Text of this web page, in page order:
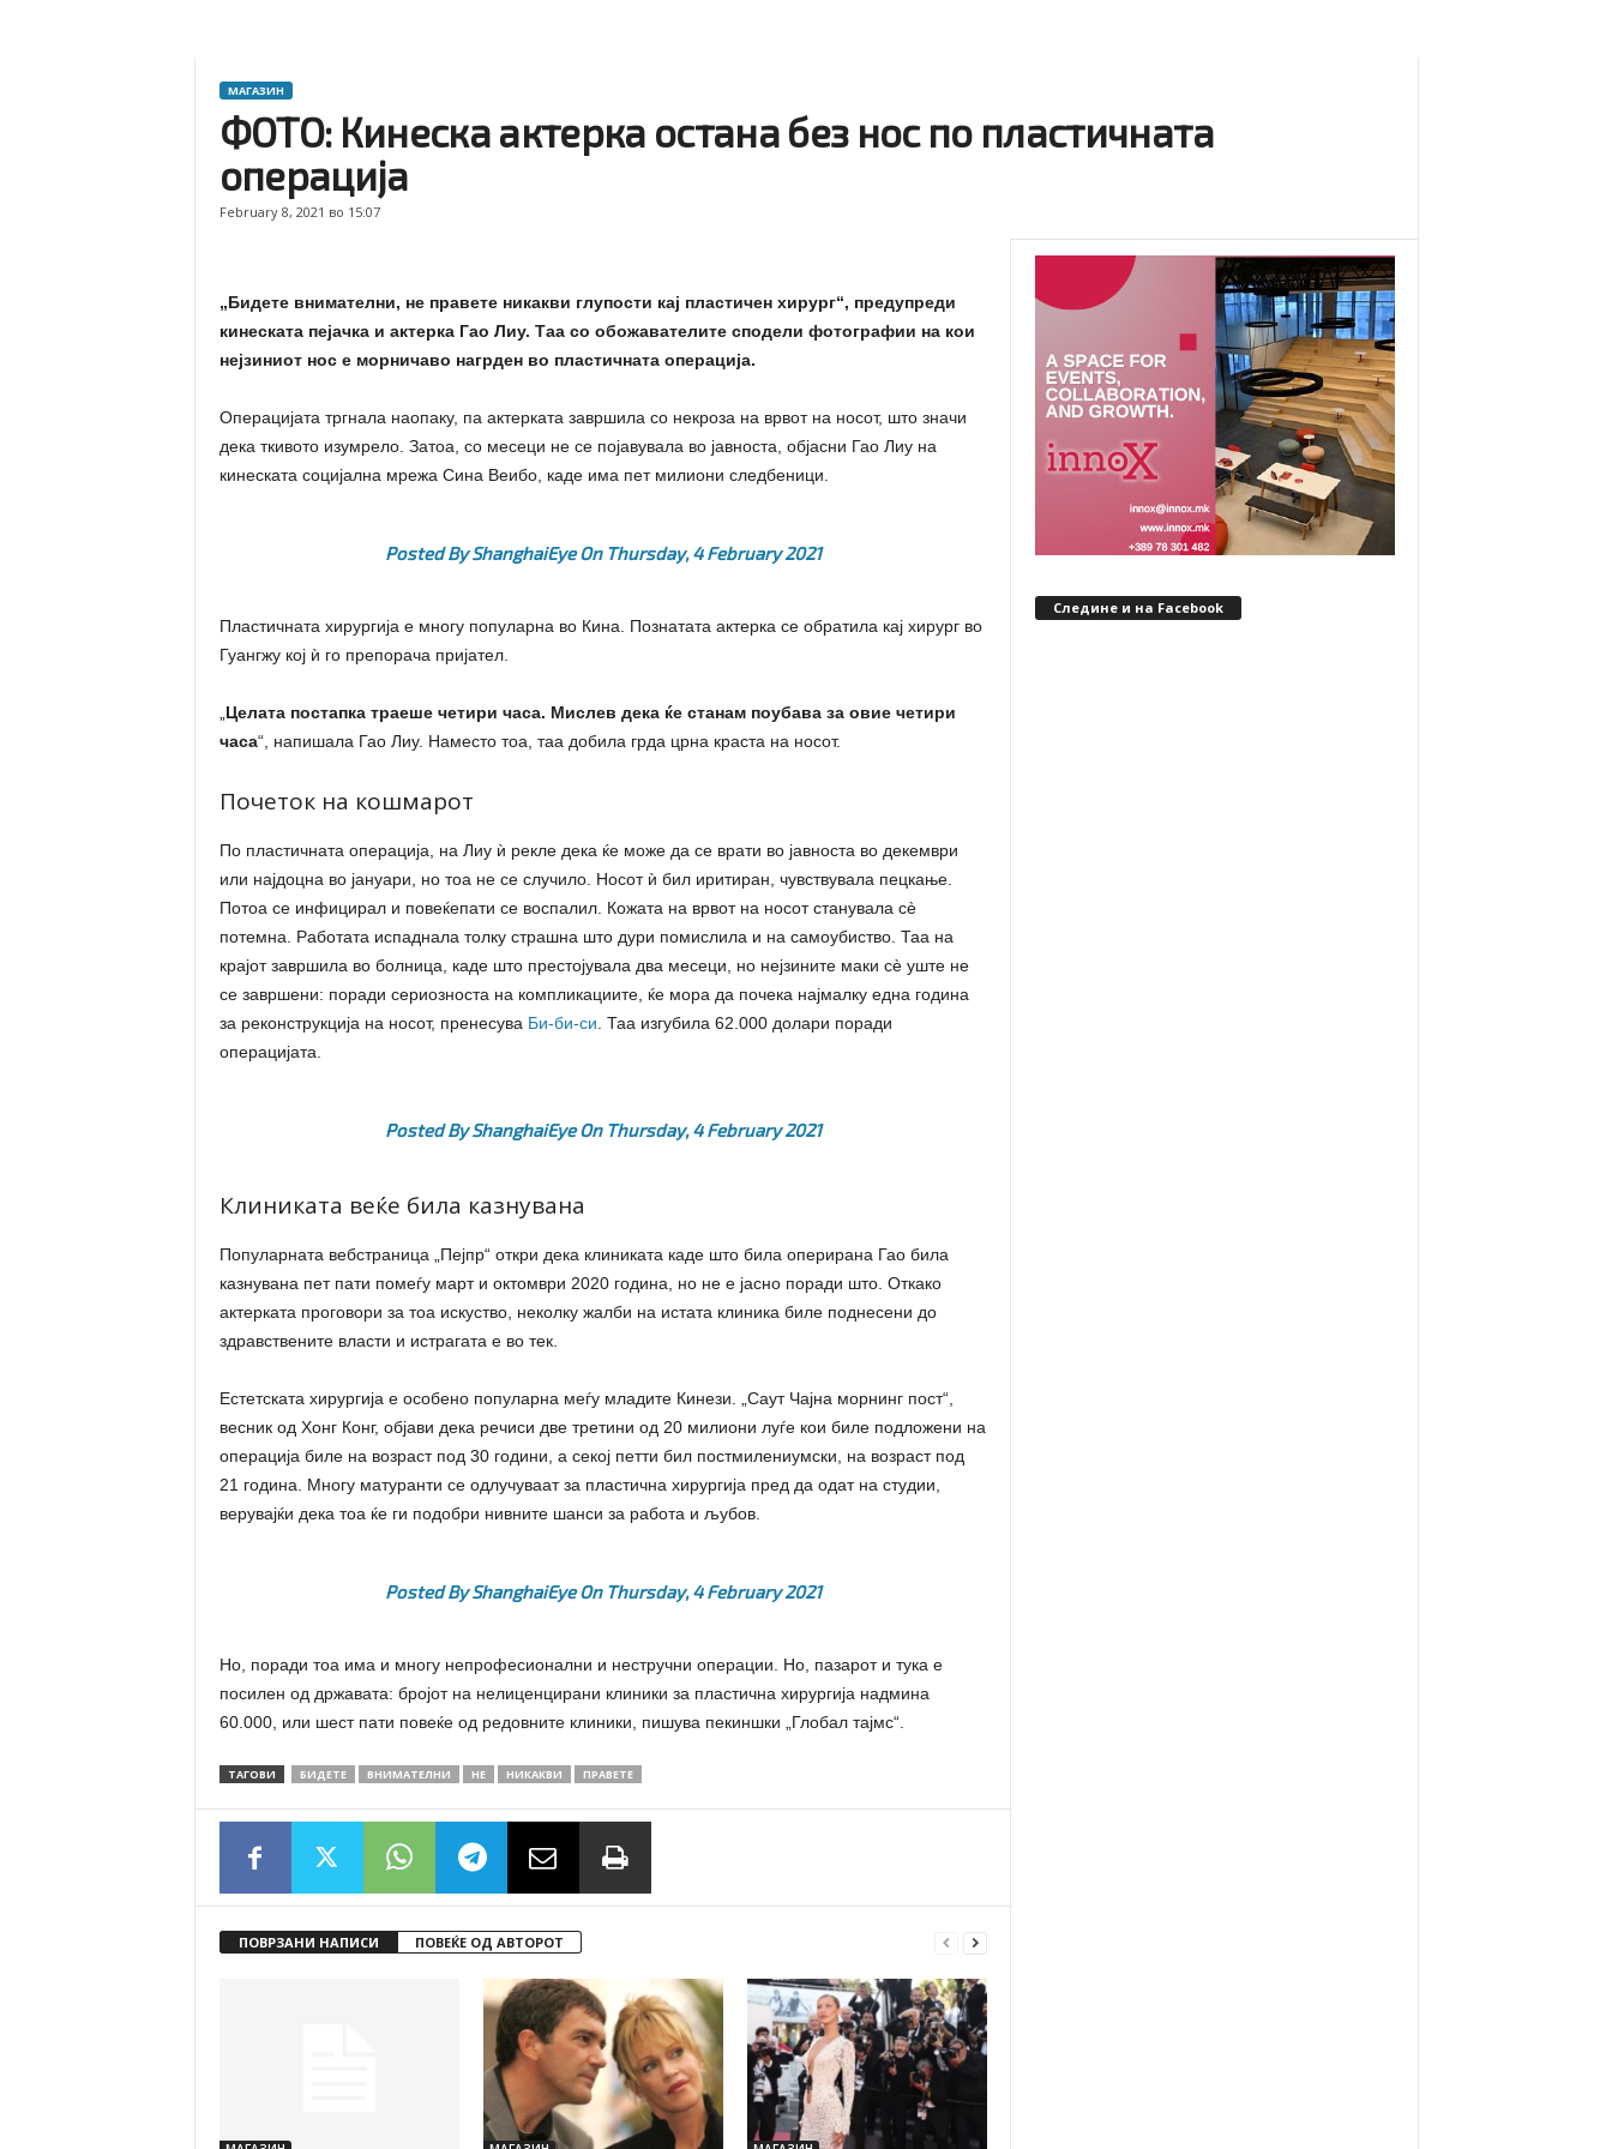
МАГАЗИН
ФОТО: Кинеска актерка остана без нос по пластичната
операција
February 8, 2021 во 15:07
„Бидете внимателни, не правете никакви глупости кај пластичен хирург“, предупреди
кинеската пејачка и актерка Гао Лиу. Таа со обожавателите сподели фотографии на кои
нејзиниот нос е морничаво нагрден во пластичната операција.
Операцијата тргнала наопаку, па актерката завршила со некроза на врвот на носот, што значи
дека ткивото изумрело. Затоа, со месеци не се појавувала во јавноста, објасни Гао Лиу на
кинеската социјална мрежа Сина Веибо, каде има пет милиони следбеници.
Posted ByShanghaiEyeOn Thursday, 4 February 2021
Пластичната хирургија е многу популарна во Кина. Познатата актерка се обратила кај хирург во
Гуангжу кој ѝ го препорача пријател.
Целата постапка траеше четири часа. Мислев дека ќе станам поубава за овие четири
часа“, напишала Гао Лиу. Наместо тоа, таа добила грда црна краста на носот.
Почеток на кошмарот
По пластичната операција, на Лиу ѝ рекле дека ќе може да се врати во јавноста во декември
или најдоцна во јануари, но тоа не се случило. Носот ѝ бил иритиран, чувствувала пецкање.
Потоа се инфицирал и повеќепати се воспалил. Кожата на врвот на носот станувала сè
потемна. Работата испаднала толку страшна што дури помислила и на самоубиство. Таа на
крајот завршила во болница, каде што престојувала два месеци, но нејзините маки сè уште не
се завршени: поради сериозноста на компликациите, ќе мора да почека најмалку една година
за реконструкција на носот, пренесува Би-би-си . Таа изгубила 62.000 долари поради
операцијата.
Posted ByShanghaiEyeOn Thursday, 4 February 2021
Клиниката веќе била казнувана
Популарната вебстраница „Пејпр“ откри дека клиниката каде што била оперирана Гао била
казнувана пет пати помеѓу март и октомври 2020 година, но не е јасно поради што. Откако
актерката проговори за тоа искуство, неколку жалби на истата клиника биле поднесени до
здравствените власти и истрагата е во тек.
Естетската хирургија е особено популарна меѓу младите Кинези. „Саут Чајна морнинг пост“,
весник од Хонг Конг, објави дека речиси две третини од 20 милиони луѓе кои биле подложени на
операција биле на возраст под 30 години, а секој петти бил постмилениумски, на возраст под
21 година. Многу матуранти се одлучуваат за пластична хирургија пред да одат на студии,
верувајќи дека тоа ќе ги подобри нивните шанси за работа и љубов.
Posted ByShanghaiEyeOn Thursday, 4 February 2021
Но, поради тоа има и многу непрофесионални и нестручни операции. Но, пазарот и тука е
посилен од државата: бројот на нелиценцирани клиники за пластична хирургија надмина
60.000, или шест пати повеќе од редовните клиники, пишува пекиншки „Глобал тајмс“.
ТАГОВИ БИ­ДЕ­ТЕ ВНИМАТЕЛНИ НЕ НИКАКВИ ПРАВЕТЕ
ПОВРЗАНИ НАПИСИ ПОВЕЌЕ ОД АВТОРОТ
Следине и на Facebook